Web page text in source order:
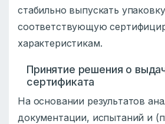
стабильно выпускать
соответствующую
характеристикам.
Принятие решения о
сертификата
На основании результатов
документации, испытаний и